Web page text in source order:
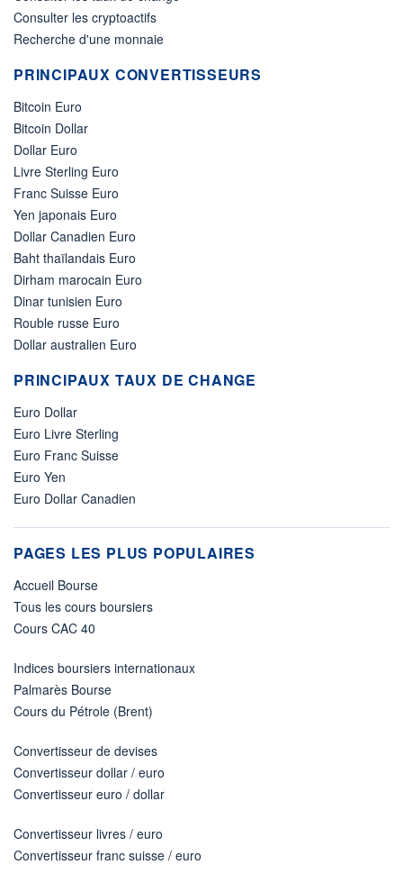
Consulter les cryptoactifs
Recherche d'une monnaie
PRINCIPAUX CONVERTISSEURS
Bitcoin Euro
Bitcoin Dollar
Dollar Euro
Livre Sterling Euro
Franc Suisse Euro
Yen japonais Euro
Dollar Canadien Euro
Baht thaïlandais Euro
Dirham marocain Euro
Dinar tunisien Euro
Rouble russe Euro
Dollar australien Euro
PRINCIPAUX TAUX DE CHANGE
Euro Dollar
Euro Livre Sterling
Euro Franc Suisse
Euro Yen
Euro Dollar Canadien
PAGES LES PLUS POPULAIRES
Accueil Bourse
Tous les cours boursiers
Cours CAC 40
Indices boursiers internationaux
Palmarès Bourse
Cours du Pétrole (Brent)
Convertisseur de devises
Convertisseur dollar / euro
Convertisseur euro / dollar
Convertisseur livres / euro
Convertisseur franc suisse / euro